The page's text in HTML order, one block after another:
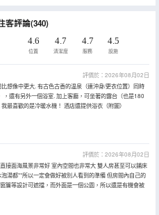
客評論(340)
4.6
位置
4.7
清潔度
4.7
服務
4.5
設施
評價於：2026年08月02日
想像中更大. 有古色古香的温泉（連沖身/更衣位置）同時
，還有另外一個浴室. 加上客廳，可坐著的露台（也是180
最喜歡的是冷暖水機！ 酒店還提供浴衣（附圖）
評價於：2026年08月02日
接面海風景非常好 室內空間也非常大 雙人房甚至可以鋪床
湯都**所以一定會做好被別人看到的準備 但房間內自己的
簾等設計可遮擋，而外面是一個公園，所以還是有機會被